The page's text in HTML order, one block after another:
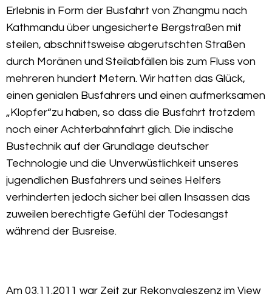
Erlebnis in Form der Busfahrt von Zhangmu nach
Kathmandu über ungesicherte Bergstraßen mit
steilen, abschnittsweise abgerutschten Straßen
durch Moränen und Steilabfällen bis zum Fluss von
mehreren hundert Metern. Wir hatten das Glück,
einen genialen Busfahrers und einen aufmerksamen
„Klopfer“zu haben, so dass die Busfahrt trotzdem
noch einer Achterbahnfahrt glich. Die indische
Bustechnik auf der Grundlage deutscher
Technologie und die Unverwüstlichkeit unseres
jugendlichen Busfahrers und seines Helfers
verhinderten jedoch sicher bei allen Insassen das
zuweilen berechtigte Gefühl der Todesangst
während der Busreise.
Am 03.11.2011 war Zeit zur Rekonvaleszenz im View